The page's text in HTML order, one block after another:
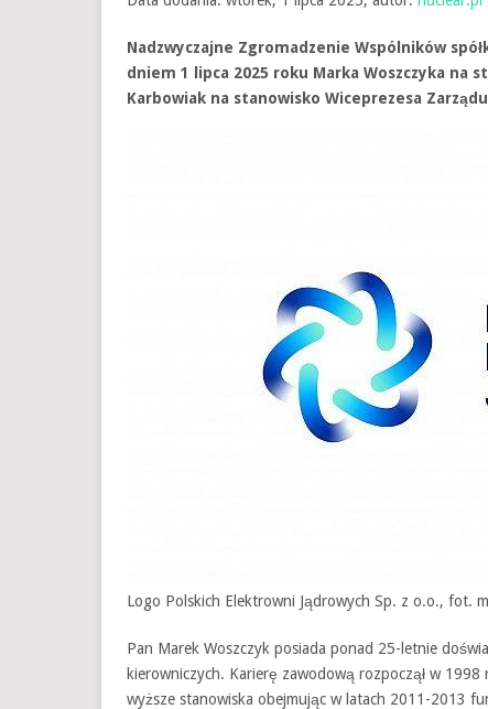
Nadzwyczajne Zgromadzenie Wspólników
dniem 1 lipca 2025 roku Marka Woszczyka na
Karbowiak na stanowisko Wiceprezesa
Logo Polskich Elektrowni Jądrowych Sp. z o.o., fot.
Pan Marek Woszczyk posiada ponad 25-letnie
kierowniczych. Karierę zawodową rozpoczął w
wyższe stanowiska obejmując w latach 2011-2013